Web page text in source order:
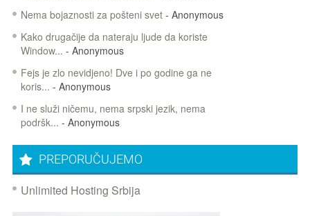
Nema bojaznosti za pošteni svet- Anonymous
Kako drugačije da nateraju ljude da koriste
Window... - Anonymous
Fejs je zlo nevidjeno! Dve i po godine ga ne
koris... - Anonymous
I ne služi ničemu, nema srpski jezik, nema
podršk... - Anonymous
PREPORUČUJEMO
Unlimited Hosting Srbija